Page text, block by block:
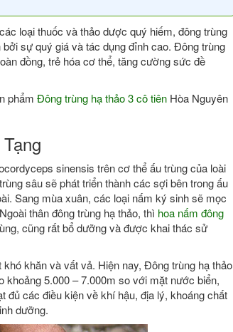
loại thuốc và thảo dược quý hiếm, đông trùng
sự quý giá và tác dụng đỉnh cao. Đông trùng
đồng, trẻ hóa cơ thể, tăng cường sức đề
phẩm Đông trùng hạ thảo 3 cô tiên Hòa Nguyên
sinensis trên cơ thể ấu trùng của loài
sâu sẽ phát triển thành các sợi bên trong ấu
Sang mùa xuân, các loại nấm ký sinh sẽ mọc
thân đông trùng hạ thảo, thì hoa nấm đông
cũng rất bổ dưỡng và được khai thác sử
khăn và vất vả. Hiện nay, Đông trùng hạ thảo
5.000 – 7.000m so với mặt nước biển,
đủ các điều kiện về khí hậu, địa lý, khoáng chất
dưỡng.